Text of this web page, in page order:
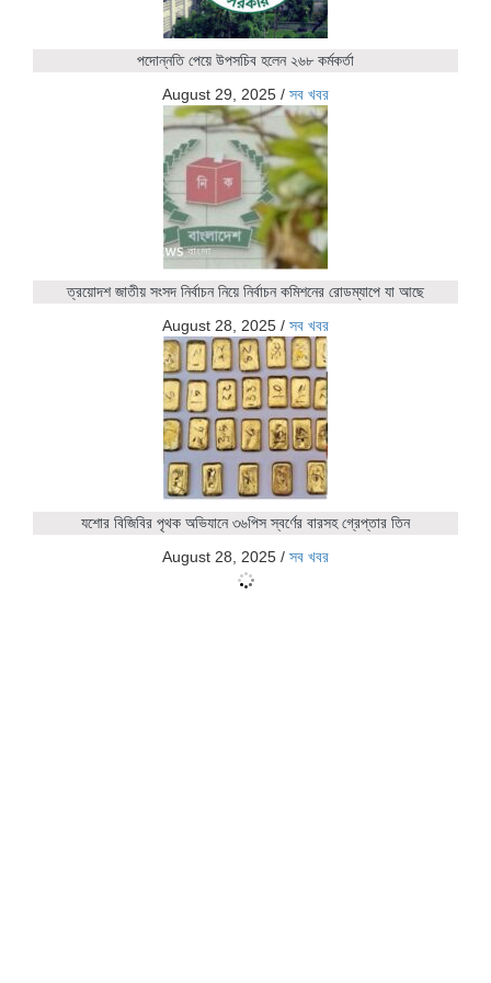
পদোন্নতি পেয়ে উপসচিব হলেন ২৬৮ কর্মকর্তা
August 29, 2025 / সব খবর
ত্রয়োদশ জাতীয় সংসদ নির্বাচন নিয়ে নির্বাচন কমিশনের রোডম্যাপে যা আছে
August 28, 2025 / সব খবর
যশোর বিজিবির পৃথক অভিযানে ৩৬পিস স্বর্ণের বারসহ গ্রেপ্তার তিন
August 28, 2025 / সব খবর